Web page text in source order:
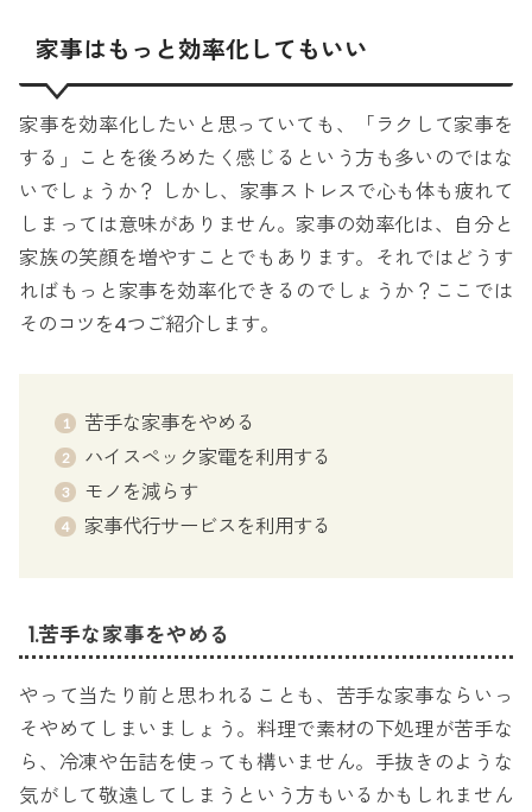
家事はもっと効率化してもいい
家事を効率化したいと思っていても、「ラクして家事を
する」ことを後ろめたく感じるという方も多いのではな
いでしょうか？ しかし、家事ストレスで心も体も疲れて
しまっては意味がありません。家事の効率化は、自分と
家族の笑顔を増やすことでもあります。それではどうす
ればもっと家事を効率化できるのでしょうか？ここでは
そのコツを4つご紹介します。
苦手な家事をやめる
ハイスペック家電を利用する
モノを減らす
家事代行サービスを利用する
1.苦手な家事をやめる
やって当たり前と思われることも、苦手な家事ならいっ
そやめてしまいましょう。料理で素材の下処理が苦手な
ら、冷凍や缶詰を使っても構いません。手抜きのような
気がして敬遠してしまうという方もいるかもしれません